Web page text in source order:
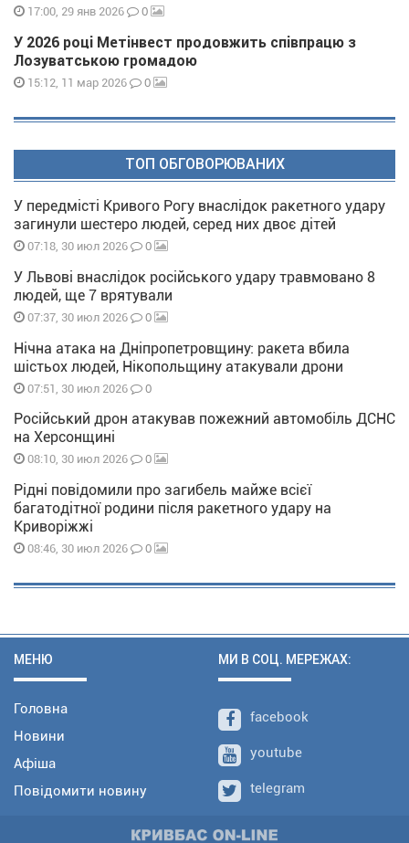
17:00, 29 янв 2026 0
У 2026 році Метінвест продовжить співпрацю з
Лозуватською громадою
15:12, 11 мар 2026 0
ТОП ОБГОВОРЮВАНИХ
У передмісті Кривого Рогу внаслідок ракетного удару
загинули шестеро людей, серед них двоє дітей
07:18, 30 июл 2026 0
У Львові внаслідок російського удару травмовано 8
людей, ще 7 врятували
07:37, 30 июл 2026 0
Нічна атака на Дніпропетровщину: ракета вбила
шістьох людей, Нікопольщину атакували дрони
07:51, 30 июл 2026 0
Російський дрон атакував пожежний автомобіль ДСНС
на Херсонщині
08:10, 30 июл 2026 0
Рідні повідомили про загибель майже всієї
багатодітної родини після ракетного удару на
Криворіжжі
08:46, 30 июл 2026 0
МЕНЮ
Головна
Новини
Афіша
Повідомити новину
МИ В СОЦ. МЕРЕЖАХ:
facebook
youtube
telegram